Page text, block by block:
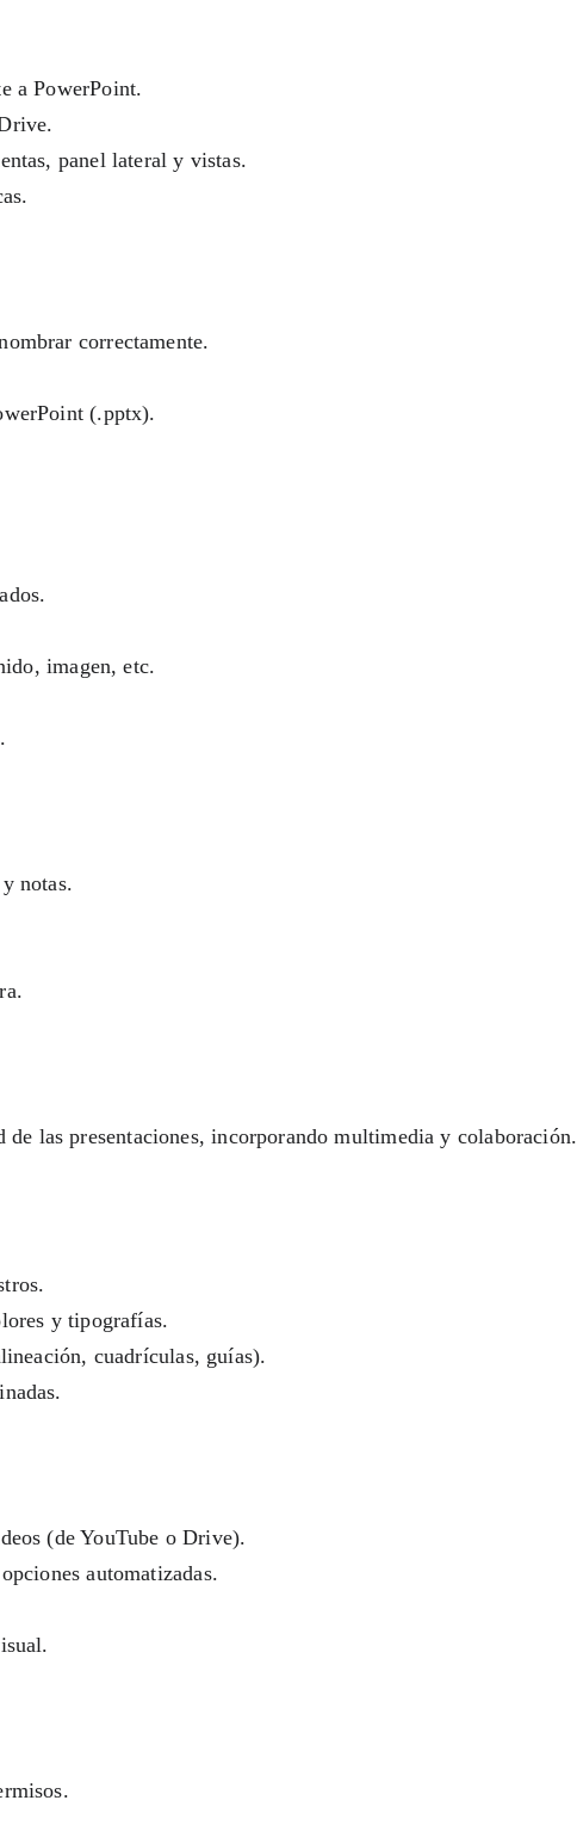
a PowerPoint.
panel lateral y vistas.
correctamente.
(.pptx).
imagen, etc.
notas.
las presentaciones, incorporando multimedia y colaboración.
y tipografías.
cuadrículas, guías).
(de YouTube o Drive).
automatizadas.